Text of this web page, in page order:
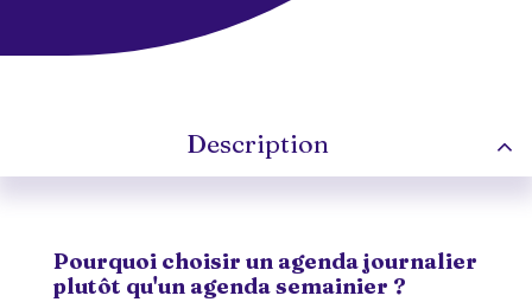
Description
Pourquoi choisir un agenda journalier
plutôt qu'un agenda semainier ?